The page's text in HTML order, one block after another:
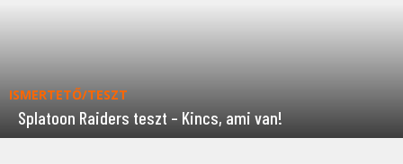
ISMERTETŐ/TESZT
Splatoon Raiders teszt – Kincs, ami van!